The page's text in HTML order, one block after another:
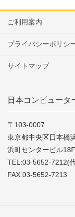
ご利用案内
プライバシーポリシ
サイトマップ
日本コンピュータ
〒103-0007
東京都中央区日本橋
浜町センタービル
TEL:03-5652-7212(
FAX:03-5652-7213